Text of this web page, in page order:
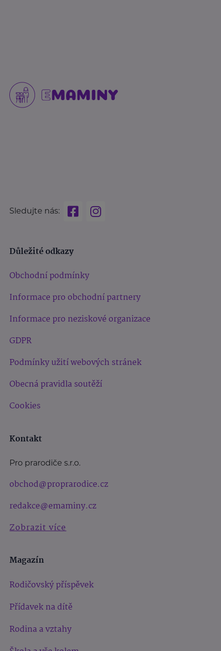
Sledujte nás:
Důležité odkazy
Obchodní podmínky
Informace pro obchodní partnery
Informace pro neziskové organizace
GDPR
Podmínky užití webových stránek
Obecná pravidla soutěží
Cookies
Kontakt
Pro prarodiče s.r.o.
obchod@proprarodice.cz
redakce@emaminy.cz
Zobrazit více
Magazín
Rodičovský příspěvek
Přídavek na dítě
Rodina a vztahy